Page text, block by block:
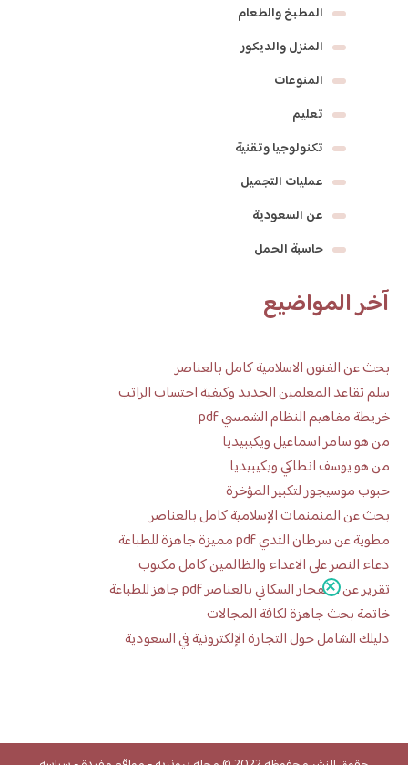
المطبخ والطعام
المنزل والديكور
المنوعات
تعليم
تكنولوجيا وتقنية
عمليات التجميل
عن السعودية
حاسبة الحمل
آخر المواضيع
بحث عن الفنون الاسلامية كامل بالعناصر
سلم تقاعد المعلمين الجديد وكيفية احتساب الراتب
خريطة مفاهيم النظام الشمسي pdf
من هو سامر اسماعيل ويكيبيديا
من هو يوسف انطاكي ويكيبيديا
حبوب موسيجور لتكبير المؤخرة
بحث عن المنمنمات الإسلامية كامل بالعناصر
مطوية عن سرطان الثدي pdf مميزة جاهزة للطباعة
دعاء النصر على الاعداء والظالمين كامل مكتوب
تقرير عن الانفجار السكاني بالعناصر pdf جاهز للطباعة
خاتمة بحث جاهزة لكافة المجالات
دليلك الشامل حول التجارة الإلكترونية في السعودية